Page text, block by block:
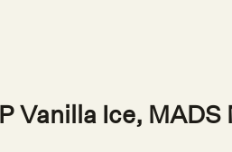
Vanilla Ice, MADS